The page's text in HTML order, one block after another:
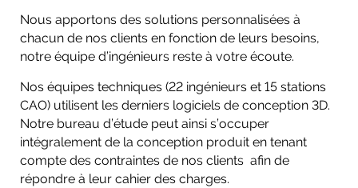
Nous apportons des solutions personnalisées à
chacun de nos clients en fonction de leurs besoins,
notre équipe d’ingénieurs reste à votre écoute.
Nos équipes techniques (22 ingénieurs et 15 stations
CAO) utilisent les derniers logiciels de conception 3D.
Notre bureau d’étude peut ainsi s’occuper
intégralement de la conception produit en tenant
compte des contraintes de nos clients afin de
répondre à leur cahier des charges.